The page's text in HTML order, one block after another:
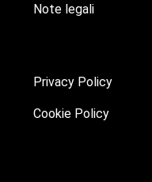
Note legali
Privacy Policy
Cookie Policy